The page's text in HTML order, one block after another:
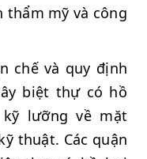
mỹ và công
chế và quy định
biệt thự có hồ
lưỡng về mặt
thuật. Các quận